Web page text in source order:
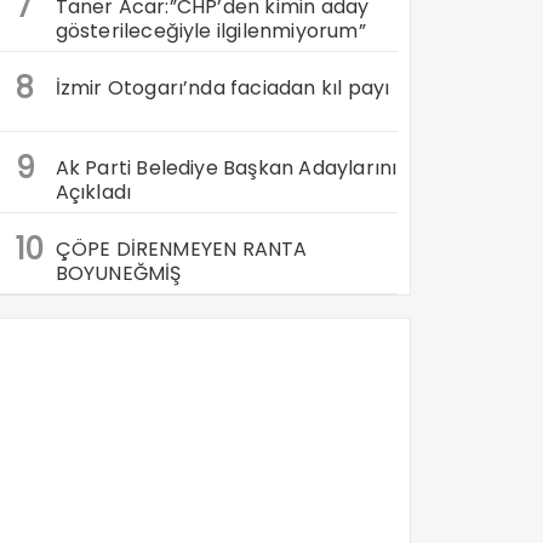
Taner Acar:”CHP’den kimin aday
gösterileceğiyle ilgilenmiyorum”
8 İzmir Otogarı’nda faciadan kıl payı
9
Ak Parti Belediye Başkan Adaylarını
Açıkladı
10 ÇÖPE DİRENMEYEN RANTA
BOYUNEĞMİŞ